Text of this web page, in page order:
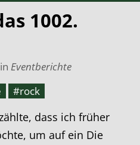
1002.
in Eventberichte
#rock
dass ich früher
um auf ein Die